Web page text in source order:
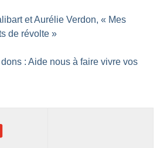
et Aurélie Verdon, « Mes
de révolte »
: Aide nous à faire vivre vos